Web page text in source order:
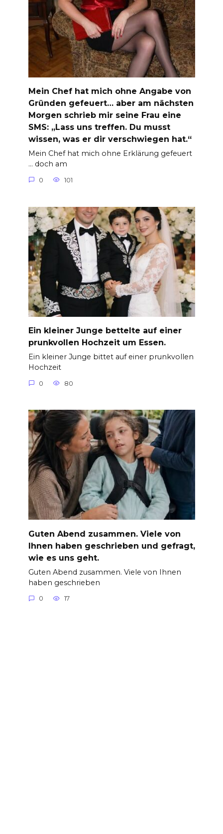
Mein Chef hat mich ohne Angabe von
Gründen gefeuert… aber am nächsten
Morgen schrieb mir seine Frau eine
SMS: „Lass uns treffen. Du musst
wissen, was er dir verschwiegen hat.“
Mein Chef hat mich ohne Erklärung gefeuert
… doch am
0 101
Ein kleiner Junge bettelte auf einer
prunkvollen Hochzeit um Essen.
Ein kleiner Junge bittet auf einer prunkvollen
Hochzeit
0 80
Guten Abend zusammen. Viele von
Ihnen haben geschrieben und gefragt,
wie es uns geht.
Guten Abend zusammen. Viele von Ihnen
haben geschrieben
0 17